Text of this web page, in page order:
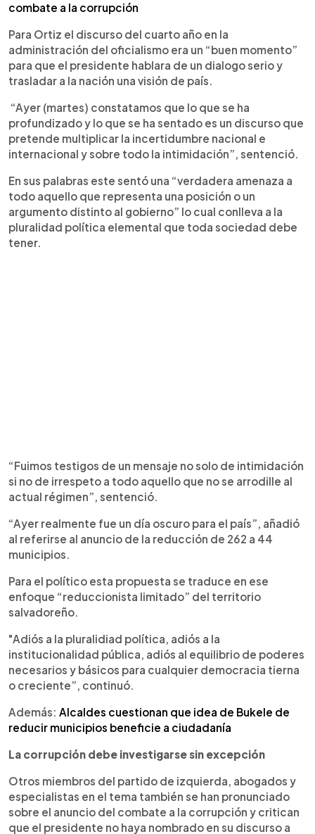
combate a la corrupción
Para Ortiz el discurso del cuarto año en la
administración del oficialismo era un “buen momento”
para que el presidente hablara de un dialogo serio y
trasladar a la nación una visión de país.
“Ayer (martes) constatamos que lo que se ha
profundizado y lo que se ha sentado es un discurso que
pretende multiplicar la incertidumbre nacional e
internacional y sobre todo la intimidación”, sentenció.
En sus palabras este sentó una “verdadera amenaza a
todo aquello que representa una posición o un
argumento distinto al gobierno” lo cual conlleva a la
pluralidad política elemental que toda sociedad debe
tener.
“Fuimos testigos de un mensaje no solo de intimidación
si no de irrespeto a todo aquello que no se arrodille al
actual régimen”, sentenció.
“Ayer realmente fue un día oscuro para el país”, añadió
al referirse al anuncio de la reducción de 262 a 44
municipios.
Para el político esta propuesta se traduce en ese
enfoque “reduccionista limitado” del territorio
salvadoreño.
"Adiós a la pluralidiad política, adiós a la
institucionalidad pública, adiós al equilibrio de poderes
necesarios y básicos para cualquier democracia tierna
o creciente”, continuó.
Además: Alcaldes cuestionan que idea de Bukele de
reducir municipios beneficie a ciudadanía
La corrupción debe investigarse sin excepción
Otros miembros del partido de izquierda, abogados y
especialistas en el tema también se han pronunciado
sobre el anuncio del combate a la corrupción y critican
que el presidente no haya nombrado en su discurso a